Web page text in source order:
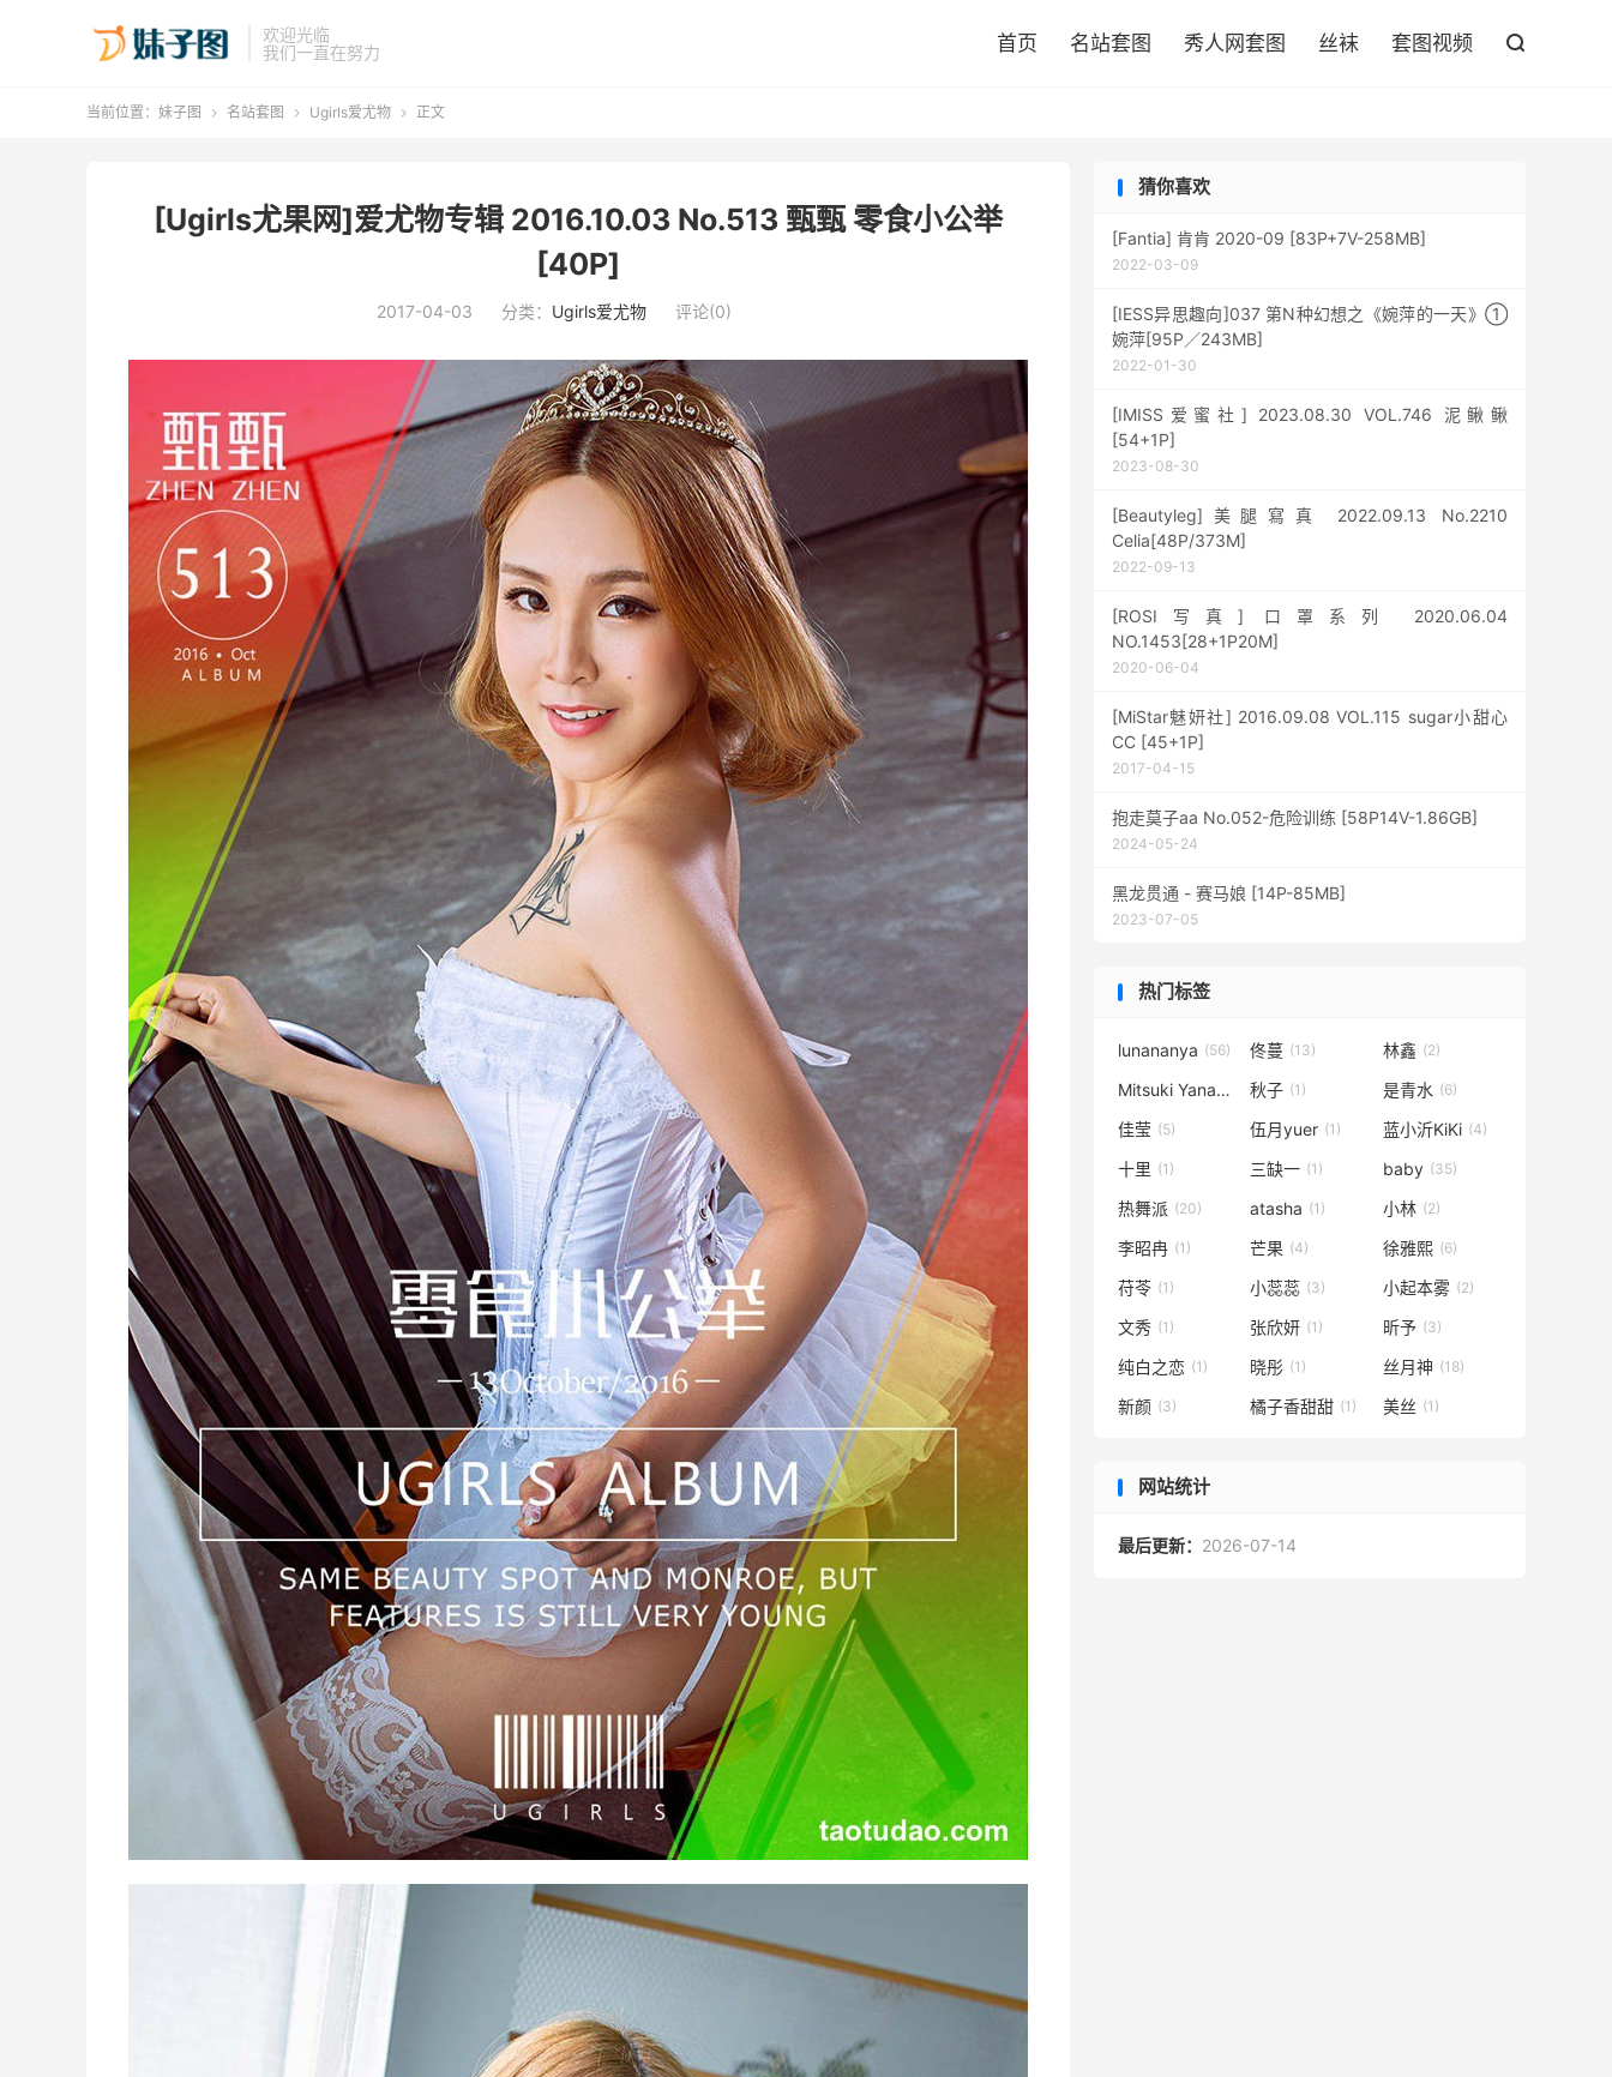
欢迎光临
我们一直在努力
首页 名站套图 秀人网套图 丝袜 套图视频 
当前位置： 妹子图  名站套图  Ugirls爱尤物  正文
[Ugirls尤果网]爱尤物专辑 2016.10.03 No.513 甄甄 零食小公举
[40P]
2017-04-03 分类： Ugirls爱尤物 评论(0)
猜你喜欢
[Fantia] 肯肯 2020-09 [83P+7V-258MB]
2022-03-09
[IESS异思趣向]037 第N种幻想之《婉萍的一天》①
婉萍[95P／243MB]
2022-01-30
[IMISS爱蜜社] 2023.08.30 VOL.746 泥鳅鳅
[54+1P]
2023-08-30
[Beautyleg]美腿寫真 2022.09.13 No.2210
Celia[48P/373M]
2022-09-13
[ROSI写真] 口罩系列 2020.06.04
NO.1453[28+1P20M]
2020-06-04
[MiStar魅妍社] 2016.09.08 VOL.115 sugar小甜心
CC [45+1P]
2017-04-15
抱走莫子aa No.052-危险训练 [58P14V-1.86GB]
2024-05-24
黑龙贯通 - 赛马娘 [14P-85MB]
2023-07-05
热门标签
lunananya (56) 佟蔓 (13) 林鑫 (2)
Mitsuki Yanase (1)
秋子 (1) 是青水 (6)
佳莹 (5) 伍月yuer (1) 蓝小沂KiKi (4)
十里 (1) 三缺一 (1) baby (35)
热舞派 (20) atasha (1) 小林 (2)
李昭冉 (1) 芒果 (4) 徐雅熙 (6)
苻苓 (1) 小蕊蕊 (3) 小起本雾 (2)
文秀 (1) 张欣妍 (1) 昕予 (3)
纯白之恋 (1) 晓彤 (1) 丝月神 (18)
新颜 (3) 橘子香甜甜 (1) 美丝 (1)
网站统计
最后更新： 2026-07-14